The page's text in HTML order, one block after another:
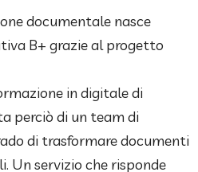
documentale nasce
B+ grazie al progetto
in digitale di
perciò di un team di
di trasformare documenti
Un servizio che risponde